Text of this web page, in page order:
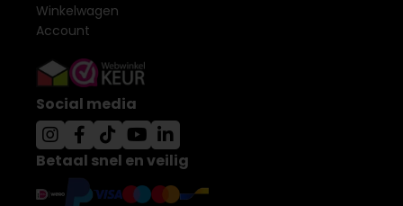
Winkelwagen
Account
Social media
Betaal snel en veilig